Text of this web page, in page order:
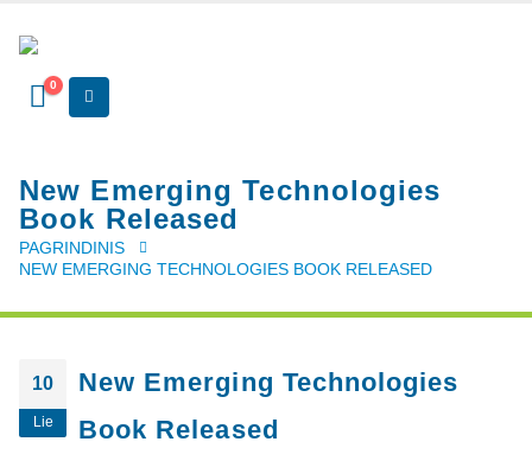
0
New Emerging Technologies
Book Released
PAGRINDINIS
NEW EMERGING TECHNOLOGIES BOOK RELEASED
10
Lie
New Emerging Technologies
Book Released